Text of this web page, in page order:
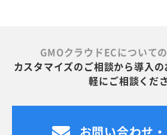
GMOクラウドECについて
カスタマイズのご相談から導入
軽にご相談くだ